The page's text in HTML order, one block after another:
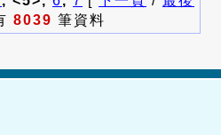
8039 筆資料